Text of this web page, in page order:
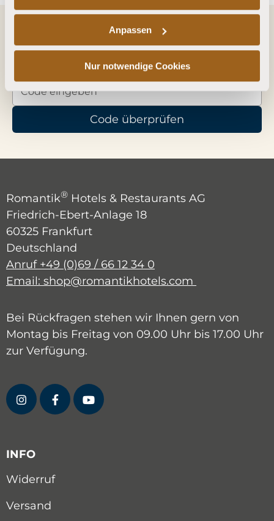
Anpassen
Nur notwendige Cookies
WERTABFRAGE & DIGITALE ABLAGE
Barcode / QR-Code eingeben, Wert abfragen
und im Wallet am Smartphone speichern.
Code überprüfen
Romantik® Hotels & Restaurants AG
Friedrich-Ebert-Anlage 18
60325 Frankfurt
Deutschland
Anruf +49 (0)69 / 66 12 34 0
Email: shop@romantikhotels.com
Bei Rückfragen stehen wir Ihnen gern von
Montag bis Freitag von 09.00 Uhr bis 17.00 Uhr
zur Verfügung.
INFO
Widerruf
Versand